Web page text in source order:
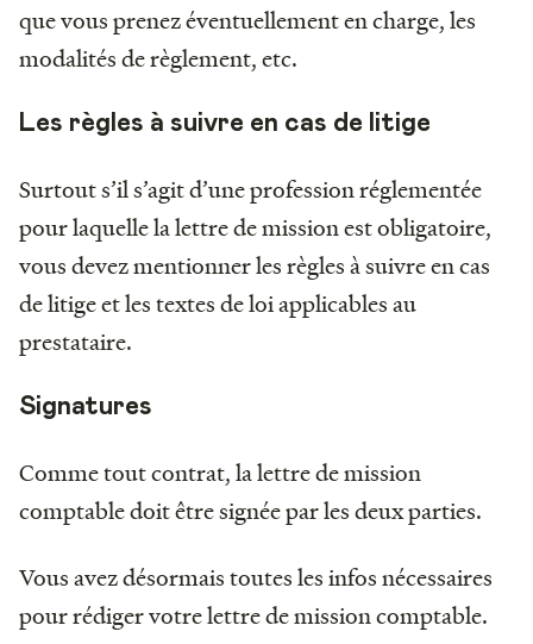
que vous prenez éventuellement en charge, les
modalités de règlement, etc.
Les règles à suivre en cas de litige
Surtout s’il s’agit d’une profession réglementée
pour laquelle la lettre de mission est obligatoire,
vous devez mentionner les règles à suivre en cas
de litige et les textes de loi applicables au
prestataire.
Signatures
Comme tout contrat, la lettre de mission
comptable doit être signée par les deux parties.
Vous avez désormais toutes les infos nécessaires
pour rédiger votre lettre de mission comptable.